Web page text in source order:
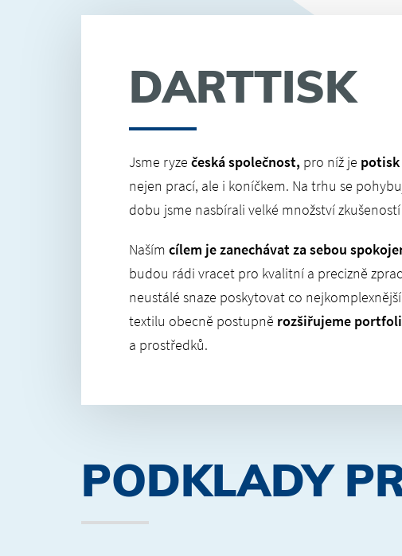
DARTTISK
Jsme ryze česká společnost, pro níž je
nejen prací, ale i koníčkem. Na trhu se
dobu jsme nasbírali velké množství
Naším cílem je zanechávat za sebou
budou rádi vracet pro kvalitní a precizně
neustálé snaze poskytovat co
textilu obecně postupně rozšiřujeme
a prostředků.
PODKLADY